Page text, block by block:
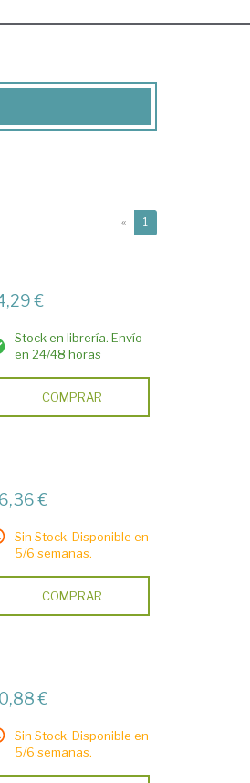
« 1
€
Stock en librería. Envío
en 24/48 horas
COMPRAR
€
Sin Stock. Disponible en
5/6 semanas.
COMPRAR
€
Sin Stock. Disponible en
5/6 semanas.